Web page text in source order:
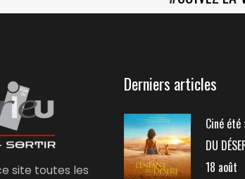
site toutes les
Derniers articles
Ciné été :
DU
18 août